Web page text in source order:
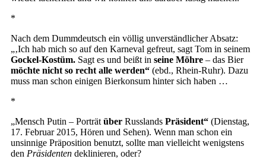
*
Nach dem Dummdeutsch ein völlig unverständlicher Absatz:
„‚Ich hab mich so auf den Karneval gefreut, sagt Tom in seinem
Gockel-Kostüm. Sagt es und beißt in seine Möhre – das Bier
möchte nicht so recht alle werden“ (ebd., Rhein-Ruhr). Dazu
muss man schon einigen Bierkonsum hinter sich haben …
*
„Mensch Putin – Porträt über Russlands Präsident“ (Dienstag,
17. Februar 2015, Hören und Sehen). Wenn man schon ein
unsinnige Präposition benutzt, sollte man vielleicht wenigstens
den Präsidenten deklinieren, oder?